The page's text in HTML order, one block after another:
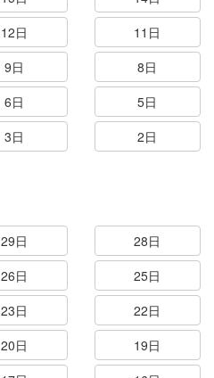
12日
11日
9日
8日
6日
5日
3日
2日
29日
28日
26日
25日
23日
22日
20日
19日